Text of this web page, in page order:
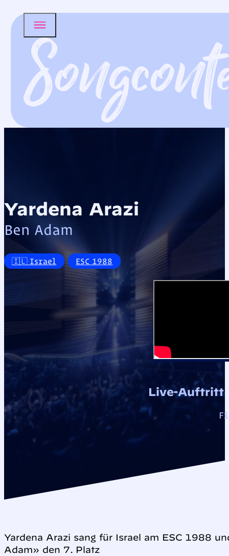
Yardena Arazi
Ben Adam
🇮🇱 Israel ESC 1988
Live-Auftritt
Yardena Arazi sang für Israel am ESC 1988
Adam» den 7. Platz